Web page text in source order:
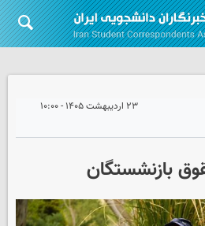
۲۳ اردیبهشت ۱۴۰۵ - ۱۰:۰۰
بازنشستگان